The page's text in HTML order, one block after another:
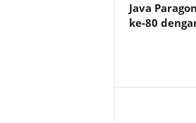
Java
ke-80